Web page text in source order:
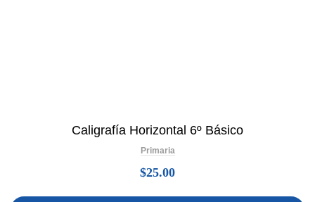
Caligrafía Horizontal 6º Básico
Primaria
$25.00